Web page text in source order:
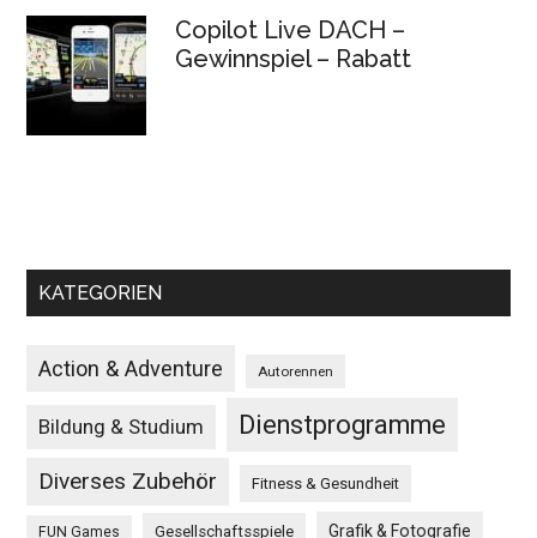
Copilot Live DACH –
Gewinnspiel – Rabatt
KATEGORIEN
Action & Adventure Autorennen
Bildung & Studium Dienstprogramme
Diverses Zubehör Fitness & Gesundheit
FUN Games Gesellschaftsspiele Grafik & Fotografie